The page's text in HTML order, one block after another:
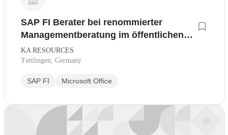
SAP FI Berater bei renommierter
Managementberatung im öffentlichen
Sektor
KA RESOURCES
Tuttlingen, Germany
SAP FI Microsoft Office